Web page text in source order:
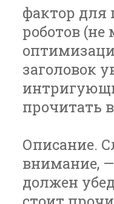
фактор для
роботов
заголовок
прочитать
Описание.
внимание, —
должен